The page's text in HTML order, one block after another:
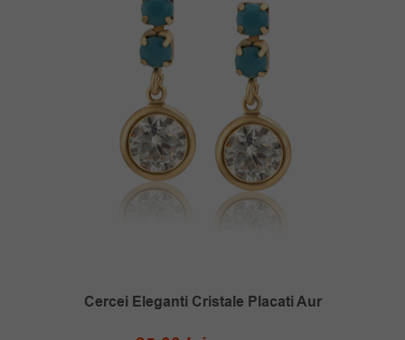
Cercei Eleganti Cristale Placati Aur